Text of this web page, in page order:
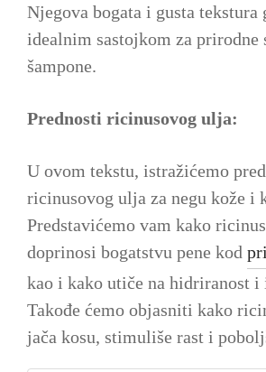
Njegova bogata i gusta tekstura
idealnim sastojkom za prirodne
šampone.
Prednosti ricinusovog ulja:
U ovom tekstu, istražićemo
ricinusovog ulja za negu kože i
Predstavićemo vam kako
doprinosi bogatstvu pene kod
kao i kako utiče na hidriranost i
Takođe ćemo objasniti kako
jača kosu, stimuliše rast i